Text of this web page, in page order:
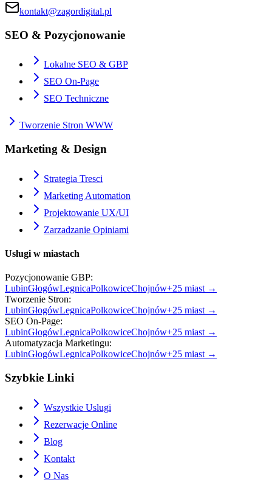
kontakt@zagordigital.pl
SEO & Pozycjonowanie
Lokalne SEO & GBP
SEO On-Page
SEO Techniczne
Tworzenie Stron WWW
Marketing & Design
Strategia Tresci
Marketing Automation
Projektowanie UX/UI
Zarzadzanie Opiniami
Usługi w miastach
Pozycjonowanie GBP:
LubinGłogówLegnicaPolkowiceChojnów+25 miast →
Tworzenie Stron:
LubinGłogówLegnicaPolkowiceChojnów+25 miast →
SEO On-Page:
LubinGłogówLegnicaPolkowiceChojnów+25 miast →
Automatyzacja Marketingu:
LubinGłogówLegnicaPolkowiceChojnów+25 miast →
Szybkie Linki
Wszystkie Uslugi
Rezerwacje Online
Blog
Kontakt
O Nas